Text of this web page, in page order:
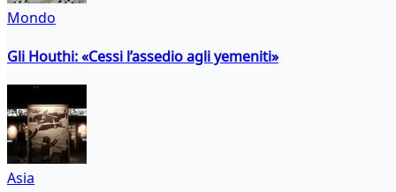
Mondo
Gli Houthi: «Cessi l’assedio agli yemeniti»
Asia